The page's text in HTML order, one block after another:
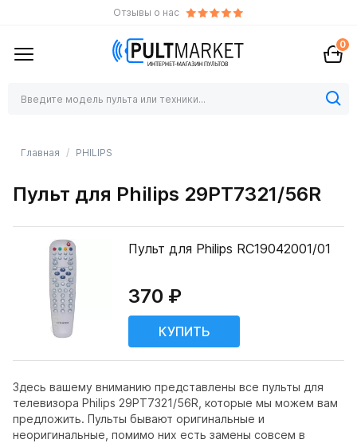
Отзывы о нас
0
Главная PHILIPS
Пульт для Philips 29PT7321/56R
Здесь вашему вниманию представлены все пульты для
телевизора Philips 29PT7321/56R, которые мы можем вам
предложить. Пульты бывают оригинальные и
неоригинальные, помимо них есть замены совсем в
Пульт для Philips RC19042001/01
370 ₽